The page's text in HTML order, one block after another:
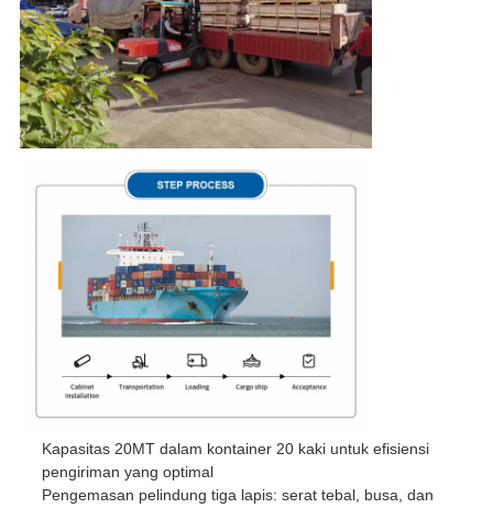
Kapasitas 20MT dalam kontainer 20 kaki untuk efisiensi
pengiriman yang optimal
Pengemasan pelindung tiga lapis: serat tebal, busa, dan